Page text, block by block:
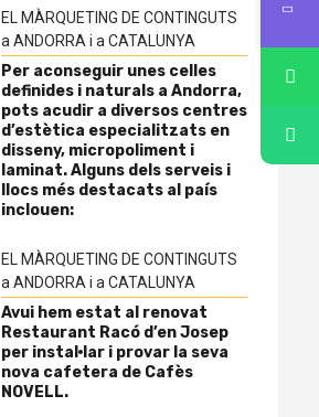
EL MÀRQUETING DE CONTINGUTS
a ANDORRA i a CATALUNYA
Per aconseguir unes celles
definides i naturals a Andorra,
pots acudir a diversos centres
d’estètica especialitzats en
disseny, micropoliment i
laminat. Alguns dels serveis i
llocs més destacats al país
inclouen:
EL MÀRQUETING DE CONTINGUTS
a ANDORRA i a CATALUNYA
Avui hem estat al renovat
Restaurant Racó d’en Josep
per instal·lar i provar la seva
nova cafetera de Cafès
NOVELL.